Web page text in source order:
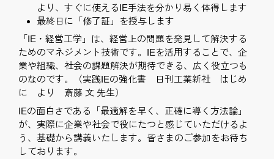
より、すぐに使えるIE手法を分かり易く体得します
最終日に「修了証」を授与します
「IE・経営工学」は、経営上の問題を発見して解決する
ためのマネジメント技術です。IEを活用することで、企
業や組織、社会の課題解決が期待できる、広く役立つも
のなのです。（実践IEの強化書 日刊工業新社 はじめ
に より 斎藤 文 先生）
IEの面白さである「最適解を早く、正確に導く方法論」
が、実際に企業や社会で役にたつと感じていただけるよ
う、基礎から講義いたします。皆さまのご参加をお待ち
しております。